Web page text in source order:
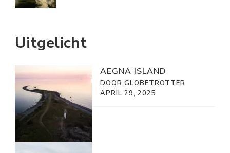
Uitgelicht
AEGNA ISLAND
DOOR GLOBETROTTER
APRIL 29, 2025